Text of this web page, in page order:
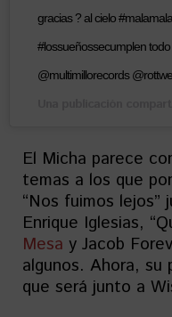
gracias ? al cielo
#lossueñossecumplen
@multimillorecords
El Micha parece
temas a los que
“Nos fuimos
Enrique Iglesias,
Mesa y Jacob
algunos. Ahora, su
que será junto a